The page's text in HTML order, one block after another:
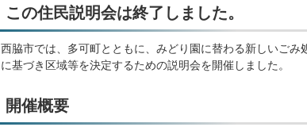
この住民説明会は終了しました。
西脇市では、多可町とともに、みどり園に替わる新しいご
に基づき区域等を決定するための説明会を開催しました。
開催概要